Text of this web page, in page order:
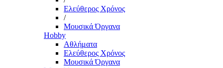
Ελεύθερος Χρόνος
/
Μουσικά Όργανα
Hobby
Αθλήματα
Ελεύθερος Χρόνος
Μουσικά Όργανα